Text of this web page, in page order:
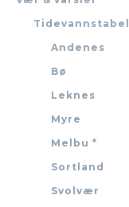
Tidevannstabell
Andenes
Bø
Leknes
Myre
Melbu *
Sortland
Svolvær